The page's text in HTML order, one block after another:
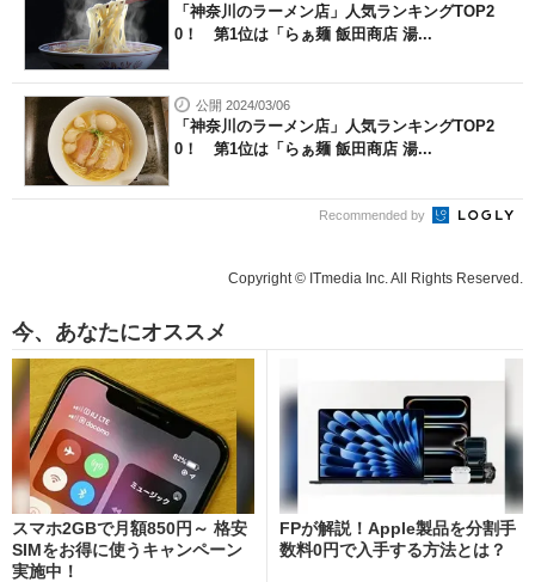
「神奈川のラーメン店」人気ランキングTOP2
0！ 第1位は「らぁ麺 飯田商店 湯...
公開 2024/03/06
「神奈川のラーメン店」人気ランキングTOP2
0！ 第1位は「らぁ麺 飯田商店 湯...
Recommended by
Copyright © ITmedia Inc. All Rights Reserved.
今、あなたにオススメ
スマホ2GBで月額850円～ 格安
SIMをお得に使うキャンペーン
実施中！
FPが解説！Apple製品を分割手
数料0円で入手する方法とは？